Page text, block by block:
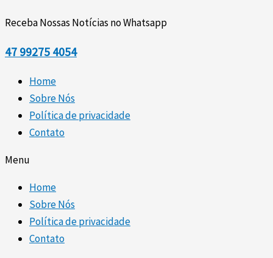
Receba Nossas Notícias no Whatsapp
47 99275 4054
Home
Sobre Nós
Política de privacidade
Contato
Menu
Home
Sobre Nós
Política de privacidade
Contato